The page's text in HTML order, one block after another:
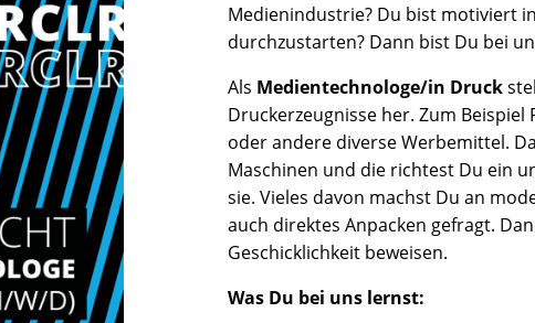
Medienindustrie? Du bist motiviert
durchzustarten? Dann bist Du bei
Als Medientechnologe/in Druck
Druckerzeugnisse her. Zum
oder andere diverse Werbemittel.
Maschinen und die richtest Du ein
sie. Vieles davon machst Du an
auch direktes Anpacken gefragt.
Geschicklichkeit beweisen.
Was Du bei uns lernst: